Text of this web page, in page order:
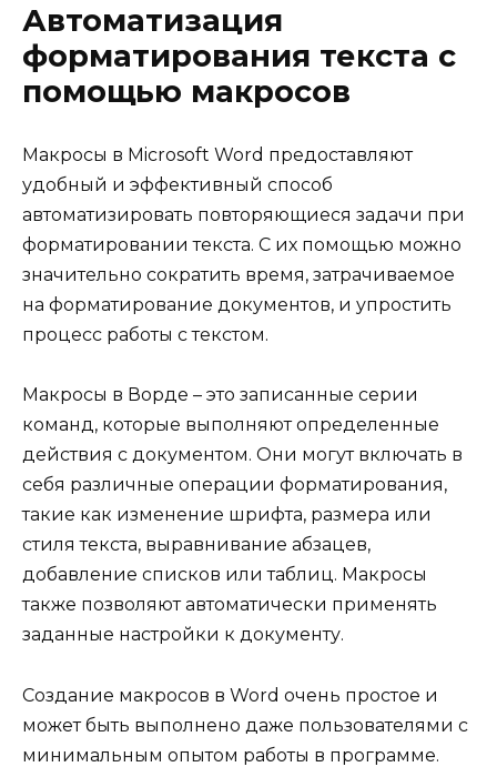
Автоматизация
форматирования текста с
помощью макросов
Макросы в Microsoft Word предоставляют
удобный и эффективный способ
автоматизировать повторяющиеся задачи при
форматировании текста. С их помощью можно
значительно сократить время, затрачиваемое
на форматирование документов, и упростить
процесс работы с текстом.
Макросы в Ворде – это записанные серии
команд, которые выполняют определенные
действия с документом. Они могут включать в
себя различные операции форматирования,
такие как изменение шрифта, размера или
стиля текста, выравнивание абзацев,
добавление списков или таблиц. Макросы
также позволяют автоматически применять
заданные настройки к документу.
Создание макросов в Word очень простое и
может быть выполнено даже пользователями с
минимальным опытом работы в программе.